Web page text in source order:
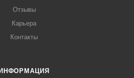
Отзывы
Карьера
Контакты
ИНФОРМАЦИЯ